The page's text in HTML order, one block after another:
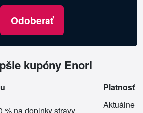
Odoberať
kupóny Enori
Platnosť
% na doplnky stravy
Aktuálne